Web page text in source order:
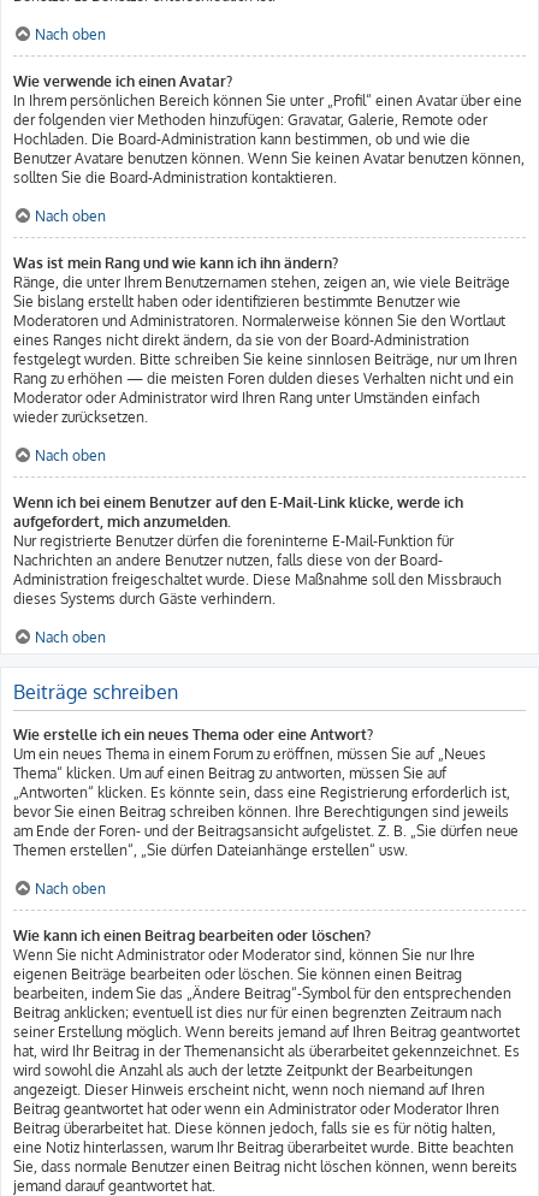
Nach oben
Wie verwende ich einen Avatar?
In Ihrem persönlichen Bereich können Sie unter „Profil“ einen Avatar über eine
der folgenden vier Methoden hinzufügen: Gravatar, Galerie, Remote oder
Hochladen. Die Board-Administration kann bestimmen, ob und wie die
Benutzer Avatare benutzen können. Wenn Sie keinen Avatar benutzen können,
sollten Sie die Board-Administration kontaktieren.
Nach oben
Was ist mein Rang und wie kann ich ihn ändern?
Ränge, die unter Ihrem Benutzernamen stehen, zeigen an, wie viele Beiträge
Sie bislang erstellt haben oder identifizieren bestimmte Benutzer wie
Moderatoren und Administratoren. Normalerweise können Sie den Wortlaut
eines Ranges nicht direkt ändern, da sie von der Board-Administration
festgelegt wurden. Bitte schreiben Sie keine sinnlosen Beiträge, nur um Ihren
Rang zu erhöhen — die meisten Foren dulden dieses Verhalten nicht und ein
Moderator oder Administrator wird Ihren Rang unter Umständen einfach
wieder zurücksetzen.
Nach oben
Wenn ich bei einem Benutzer auf den E-Mail-Link klicke, werde ich
aufgefordert, mich anzumelden.
Nur registrierte Benutzer dürfen die foreninterne E-Mail-Funktion für
Nachrichten an andere Benutzer nutzen, falls diese von der Board-
Administration freigeschaltet wurde. Diese Maßnahme soll den Missbrauch
dieses Systems durch Gäste verhindern.
Nach oben
Beiträge schreiben
Wie erstelle ich ein neues Thema oder eine Antwort?
Um ein neues Thema in einem Forum zu eröffnen, müssen Sie auf „Neues
Thema“ klicken. Um auf einen Beitrag zu antworten, müssen Sie auf
„Antworten“ klicken. Es könnte sein, dass eine Registrierung erforderlich ist,
bevor Sie einen Beitrag schreiben können. Ihre Berechtigungen sind jeweils
am Ende der Foren- und der Beitragsansicht aufgelistet. Z. B. „Sie dürfen neue
Themen erstellen“, „Sie dürfen Dateianhänge erstellen“ usw.
Nach oben
Wie kann ich einen Beitrag bearbeiten oder löschen?
Wenn Sie nicht Administrator oder Moderator sind, können Sie nur Ihre
eigenen Beiträge bearbeiten oder löschen. Sie können einen Beitrag
bearbeiten, indem Sie das „Ändere Beitrag“-Symbol für den entsprechenden
Beitrag anklicken; eventuell ist dies nur für einen begrenzten Zeitraum nach
seiner Erstellung möglich. Wenn bereits jemand auf Ihren Beitrag geantwortet
hat, wird Ihr Beitrag in der Themenansicht als überarbeitet gekennzeichnet. Es
wird sowohl die Anzahl als auch der letzte Zeitpunkt der Bearbeitungen
angezeigt. Dieser Hinweis erscheint nicht, wenn noch niemand auf Ihren
Beitrag geantwortet hat oder wenn ein Administrator oder Moderator Ihren
Beitrag überarbeitet hat. Diese können jedoch, falls sie es für nötig halten,
eine Notiz hinterlassen, warum Ihr Beitrag überarbeitet wurde. Bitte beachten
Sie, dass normale Benutzer einen Beitrag nicht löschen können, wenn bereits
jemand darauf geantwortet hat.